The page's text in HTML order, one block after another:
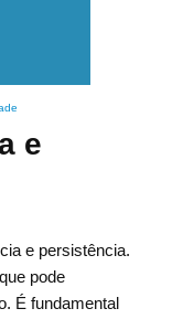
e
e persistência.
pode
É fundamental